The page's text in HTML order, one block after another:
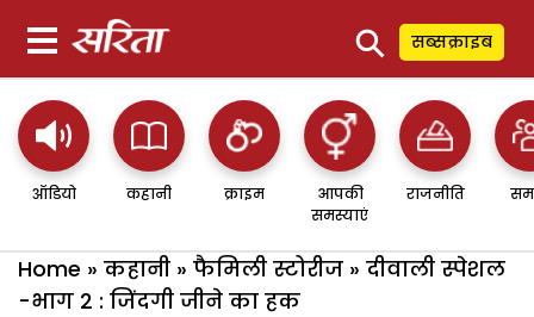
⚲ सब्सक्राइब
ऑडियो कहानी क्राइम
आपकी
समस्याएं
राजनीति
Home » कहानी » फैमिली स्टोरीज » दीवाली स्पेशल
-भाग 2 : जिंदगी जीने का हक